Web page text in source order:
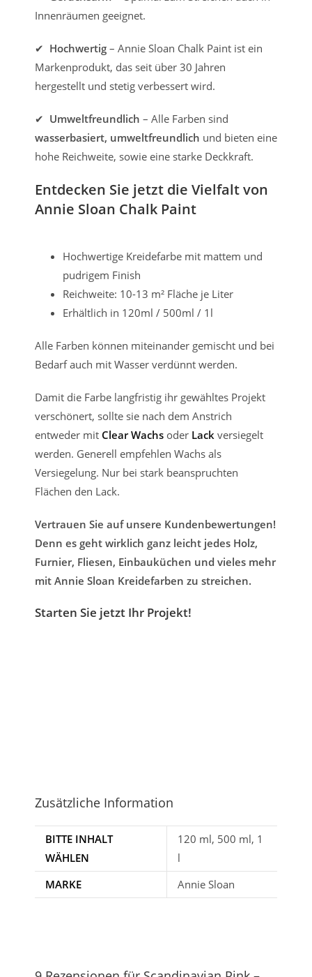
Innenräumen geeignet.
✔ Hochwertig – Annie Sloan Chalk Paint ist ein
Markenprodukt, das seit über 30 Jahren
hergestellt und stetig verbessert wird.
✔ Umweltfreundlich – Alle Farben sind
wasserbasiert, umweltfreundlich und bieten eine
hohe Reichweite, sowie eine starke Deckkraft.
Entdecken Sie jetzt die Vielfalt von
Annie Sloan Chalk Paint
Hochwertige Kreidefarbe mit mattem und
pudrigem Finish
Reichweite: 10-13 m² Fläche je Liter
Erhältlich in 120ml / 500ml / 1l
Alle Farben können miteinander gemischt und bei
Bedarf auch mit Wasser verdünnt werden.
Damit die Farbe langfristig ihr gewähltes Projekt
verschönert, sollte sie nach dem Anstrich
entweder mit Clear Wachs oder Lack versiegelt
werden. Generell empfehlen Wachs als
Versiegelung. Nur bei stark beanspruchten
Flächen den Lack.
Vertrauen Sie auf unsere Kundenbewertungen!
Denn es geht wirklich ganz leicht jedes Holz,
Furnier, Fliesen, Einbauküchen und vieles mehr
mit Annie Sloan Kreidefarben zu streichen.
Starten Sie jetzt Ihr Projekt!
Zusätzliche Information
BITTE INHALT
WÄHLEN
120 ml, 500 ml, 1
l
MARKE
Annie Sloan